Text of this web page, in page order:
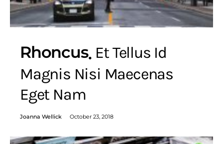
Rhoncus Et Tellus Id
Magnis Nisi Maecenas
Eget Nam
Joanna Wellick October 23, 2018